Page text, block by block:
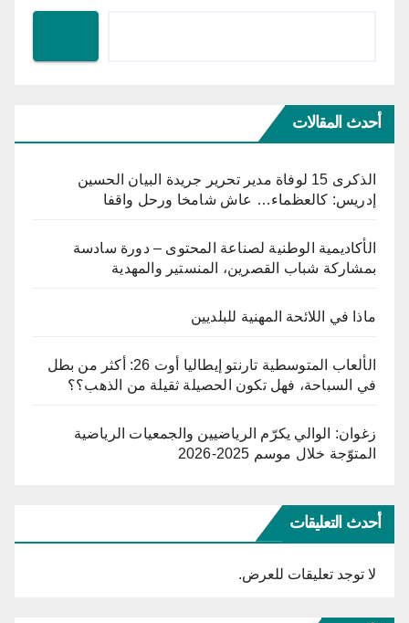
أحدث المقالات
الذكرى 15 لوفاة مدير تحرير جريدة البيان الحسين
إدريس: كالعظماء… عاش شامخا ورحل واقفا
الأكاديمية الوطنية لصناعة المحتوى – دورة سادسة
بمشاركة شباب القصرين، المنستير والمهدية
ماذا في اللائحة المهنية للبلديين
الألعاب المتوسطية تارنتو إيطاليا أوت 26: أكثر من بطل
في السباحة، فهل تكون الحصيلة ثقيلة من الذهب؟؟
زغوان: الوالي يكرّم الرياضيين والجمعيات الرياضية
المتوّجة خلال موسم 2025-2026
أحدث التعليقات
لا توجد تعليقات للعرض.